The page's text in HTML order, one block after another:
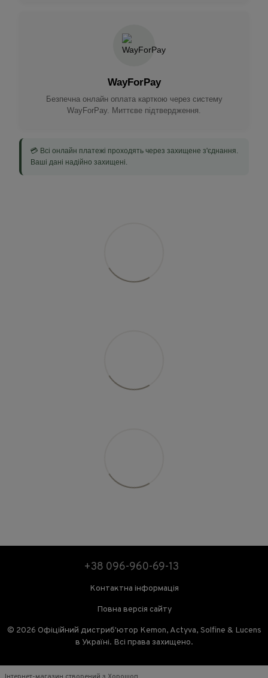
WayForPay
Безпечна онлайн оплата карткою через систему
WayForPay. Миттєве підтвердження.
💳 Всі онлайн платежі проходять через захищене з'єднання.
Ваші дані надійно захищені.
+38 096-960-69-13
Контактна інформація
Повна версія сайту
© 2026 Офіційний дистриб'ютор Kemon, Actyva, Solfine & Lucens
в Україні. Всі права захищено.